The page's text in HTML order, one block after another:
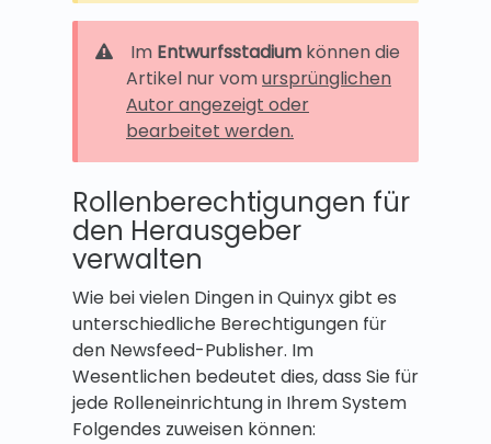
Im Entwurfsstadium können die
Artikel nur vomursprünglichen
Autor angezeigt oder
bearbeitet werden.
Rollenberechtigungen für
den Herausgeber
verwalten
Wie bei vielen Dingen in Quinyx gibt es
unterschiedliche Berechtigungen für
den Newsfeed-Publisher. Im
Wesentlichen bedeutet dies, dass Sie für
jede Rolleneinrichtung in Ihrem System
Folgendes zuweisen können: